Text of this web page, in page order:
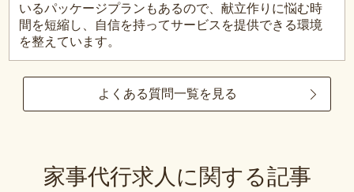
いるパッケージプランもあるので、献立作りに悩む時
間を短縮し、自信を持ってサービスを提供できる環境
を整えています。
よくある質問一覧を見る
家事代行求人に関する記事